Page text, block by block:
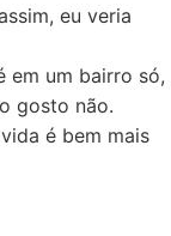
eu veria
em um bairro só,
gosto não.
é bem mais